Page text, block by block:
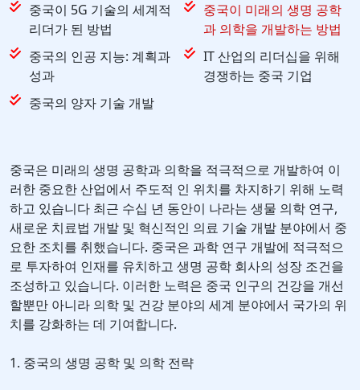
중국이 5G 기술의 세계적
리더가 된 방법
중국이 미래의 생명 공학
과 의학을 개발하는 방법
중국의 인공 지능: 계획과
성과
IT 산업의 리더십을 위해
경쟁하는 중국 기업
중국의 양자 기술 개발
중국은 미래의 생명 공학과 의학을 적극적으로 개발하여 이
러한 중요한 산업에서 주도적 인 위치를 차지하기 위해 노력
하고 있습니다 최근 수십 년 동안이 나라는 생물 의학 연구,
새로운 치료법 개발 및 혁신적인 의료 기술 개발 분야에서 중
요한 조치를 취했습니다. 중국은 과학 연구 개발에 적극적으
로 투자하여 인재를 유치하고 생명 공학 회사의 성장 조건을
조성하고 있습니다. 이러한 노력은 중국 인구의 건강을 개선
할뿐만 아니라 의학 및 건강 분야의 세계 분야에서 국가의 위
치를 강화하는 데 기여합니다.
1. 중국의 생명 공학 및 의학 전략